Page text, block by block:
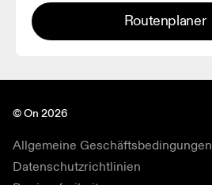
Routenplaner
© On 2026
Allgemeine Geschäftsbedingungen
Datenschutzrichtlinien